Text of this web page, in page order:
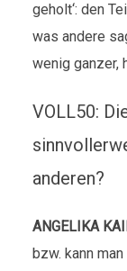
geholt‘: den
was andere
wenig ganzer,
VOLL50:
anderen?
ANGELIKA
bzw. kann man